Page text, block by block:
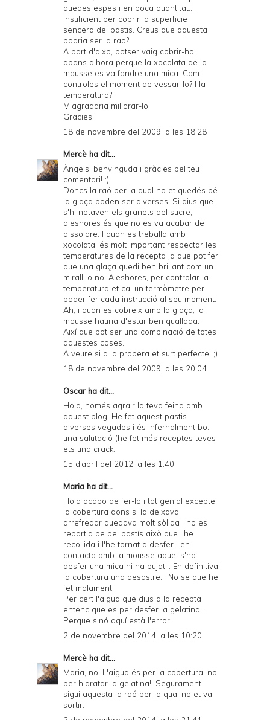
quedes espes i en poca quantitat...
insuficient per cobrir la superficie
sencera del pastis. Creus que aquesta
podria ser la rao?
A part d'aixo, potser vaig cobrir-ho
abans d'hora perque la xocolata de la
mousse es va fondre una mica. Com
controles el moment de vessar-lo? I la
temperatura?
M'agradaria millorar-lo.
Gracies!
18 de novembre del 2009, a les 18:28
Mercè ha dit...
Àngels, benvinguda i gràcies pel teu
comentari! :)
Doncs la raó per la qual no et quedés bé
la glaça poden ser diverses. Si dius que
s'hi notaven els granets del sucre,
aleshores és que no es va acabar de
dissoldre. I quan es treballa amb
xocolata, és molt important respectar les
temperatures de la recepta ja que pot fer
que una glaça quedi ben brillant com un
mirall, o no. Aleshores, per controlar la
temperatura et cal un termòmetre per
poder fer cada instrucció al seu moment.
Ah, i quan es cobreix amb la glaça, la
mousse hauria d'estar ben quallada.
Així que pot ser una combinació de totes
aquestes coses.
A veure si a la propera et surt perfecte! ;)
18 de novembre del 2009, a les 20:04
Oscar ha dit...
Hola, només agrair la teva feina amb
aquest blog. He fet aquest pastis
diverses vegades i és infernalment bo.
una salutació (he fet més receptes teves
ets una crack.
15 d’abril del 2012, a les 1:40
Maria ha dit...
Hola acabo de fer-lo i tot genial excepte
la cobertura dons si la deixava
arrefredar quedava molt sòlida i no es
repartia be pel pastís això que l'he
recollida i l'he tornat a desfer i en
contacta amb la mousse aquel s'ha
desfer una mica hi ha pujat... En definitiva
la cobertura una desastre... No se que he
fet malament.
Per cert l'aigua que dius a la recepta
entenc que es per desfer la gelatina...
Perque sinó aquí està l'error
2 de novembre del 2014, a les 10:20
Mercè ha dit...
Maria, no! L'aigua és per la cobertura, no
per hidratar la gelatina!! Segurament
sigui aquesta la raó per la qual no et va
sortir.